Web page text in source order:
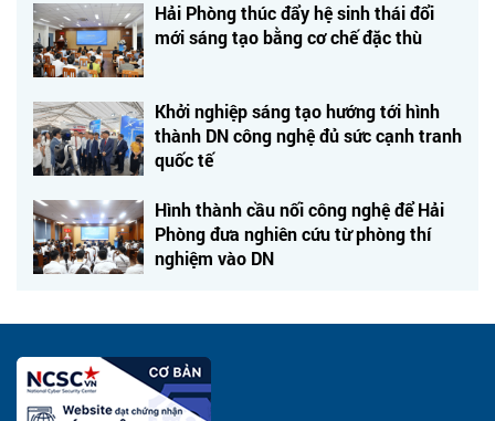
Hải Phòng thúc đẩy hệ sinh thái đổi
mới sáng tạo bằng cơ chế đặc thù
Khởi nghiệp sáng tạo hướng tới hình
thành DN công nghệ đủ sức cạnh tranh
quốc tế
Hình thành cầu nối công nghệ để Hải
Phòng đưa nghiên cứu từ phòng thí
nghiệm vào DN